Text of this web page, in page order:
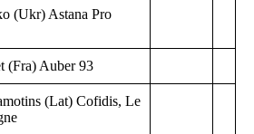
(Ukr) Astana Pro
(Fra) Auber 93
(Lat) Cofidis, Le